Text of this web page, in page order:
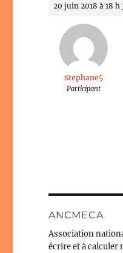
20 juin 2018 à 18 h
Stephane5
Participant
ANCMECA
Association
écrire et à calculer